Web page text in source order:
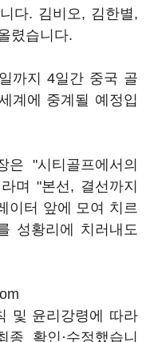
다. 김비오, 김한별,
렸습니다.
까지 4일간 중국 골
계에 중계될 예정입
은 "시티골프에서의
며 "본선, 결선까지
이터 앞에 모여 치르
성황리에 치러내도
및 윤리강령에 따라
확인·수정했습니